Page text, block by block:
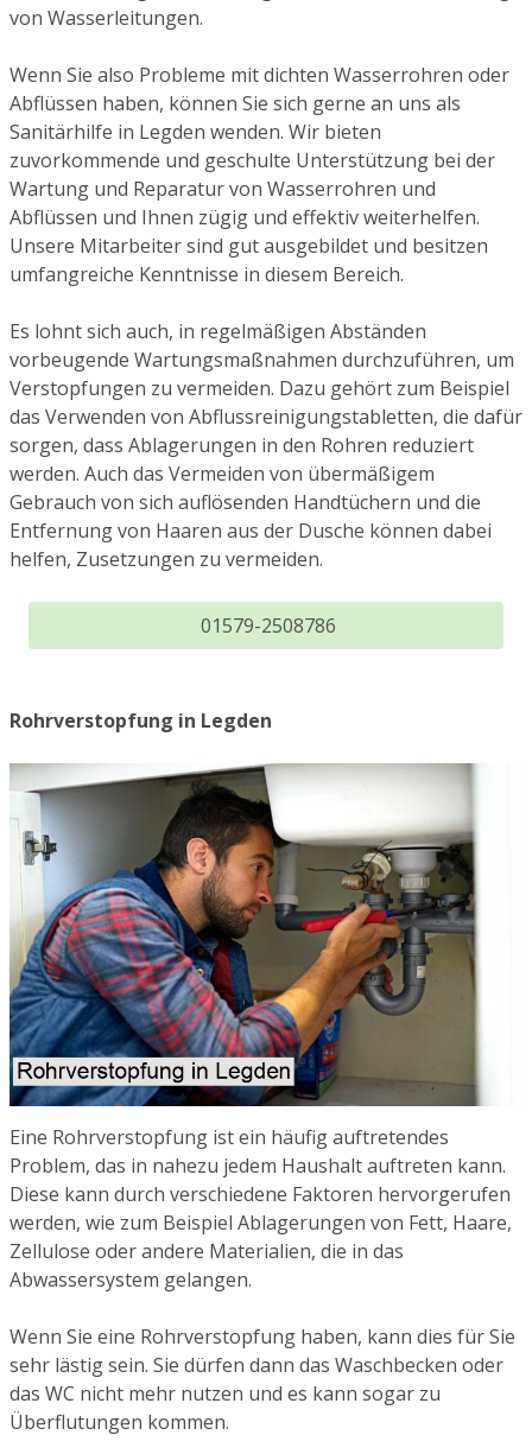
von Wasserleitungen.
Wenn Sie also Probleme mit dichten Wasserrohren oder
Abflüssen haben, können Sie sich gerne an uns als
Sanitärhilfe in Legden wenden. Wir bieten
zuvorkommende und geschulte Unterstützung bei der
Wartung und Reparatur von Wasserrohren und
Abflüssen und Ihnen zügig und effektiv weiterhelfen.
Unsere Mitarbeiter sind gut ausgebildet und besitzen
umfangreiche Kenntnisse in diesem Bereich.
Es lohnt sich auch, in regelmäßigen Abständen
vorbeugende Wartungsmaßnahmen durchzuführen, um
Verstopfungen zu vermeiden. Dazu gehört zum Beispiel
das Verwenden von Abflussreinigungstabletten, die dafür
sorgen, dass Ablagerungen in den Rohren reduziert
werden. Auch das Vermeiden von übermäßigem
Gebrauch von sich auflösenden Handtüchern und die
Entfernung von Haaren aus der Dusche können dabei
helfen, Zusetzungen zu vermeiden.
01579-2508786
Rohrverstopfung in Legden
Eine Rohrverstopfung ist ein häufig auftretendes
Problem, das in nahezu jedem Haushalt auftreten kann.
Diese kann durch verschiedene Faktoren hervorgerufen
werden, wie zum Beispiel Ablagerungen von Fett, Haare,
Zellulose oder andere Materialien, die in das
Abwassersystem gelangen.
Wenn Sie eine Rohrverstopfung haben, kann dies für Sie
sehr lästig sein. Sie dürfen dann das Waschbecken oder
das WC nicht mehr nutzen und es kann sogar zu
Überflutungen kommen.